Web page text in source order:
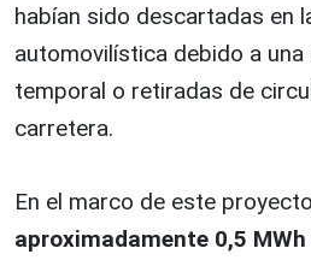
habían sido descartadas en
automovilística debido a una
temporal o retiradas de
carretera.
En el marco de este
aproximadamente 0,5